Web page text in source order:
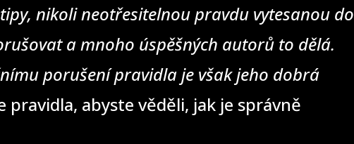
nikoli neotřesitelnou pravdu vytesanou do
a mnoho úspěšných autorů to dělá.
porušení pravidla je však jeho dobrá
pravidla, abyste věděli, jak je správně